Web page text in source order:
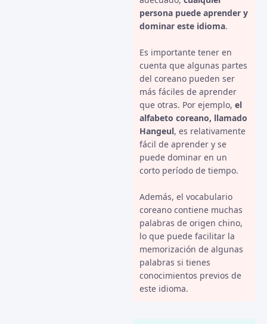
persona puede aprender y
dominar este idioma.
Es importante tener en
cuenta que algunas partes
del coreano pueden ser
más fáciles de aprender
que otras. Por ejemplo, el
alfabeto coreano, llamado
Hangeul, es relativamente
fácil de aprender y se
puede dominar en un
corto período de tiempo.
Además, el vocabulario
coreano contiene muchas
palabras de origen chino,
lo que puede facilitar la
memorización de algunas
palabras si tienes
conocimientos previos de
este idioma.